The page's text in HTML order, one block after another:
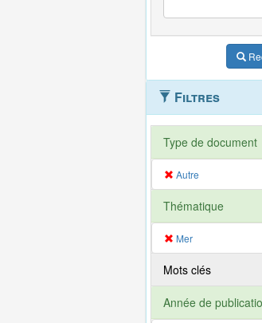
Filtres
Type de document
Autre
Thématique
Mer
Mots clés
Année de